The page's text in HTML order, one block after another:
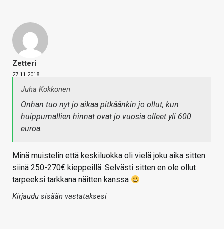
Zetteri
27.11.2018
Juha Kokkonen
Onhan tuo nyt jo aikaa pitkäänkin jo ollut, kun
huippumallien hinnat ovat jo vuosia olleet yli 600
euroa.
Minä muistelin että keskiluokka oli vielä joku aika sitten
siinä 250-270€ kieppeillä. Selvästi sitten en ole ollut
tarpeeksi tarkkana näitten kanssa
Kirjaudu sisään vastataksesi